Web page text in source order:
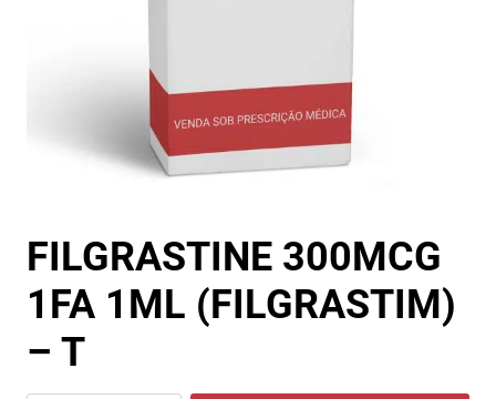
FILGRASTINE 300MCG
1FA 1ML (FILGRASTIM)
– T